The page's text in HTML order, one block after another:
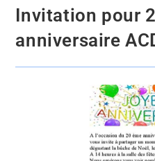
Invitation pour
anniversaire